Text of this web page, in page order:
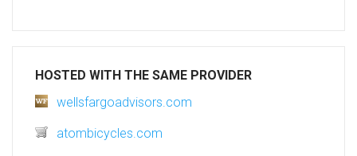
HOSTED WITH THE SAME PROVIDER
wellsfargoadvisors.com
atombicycles.com